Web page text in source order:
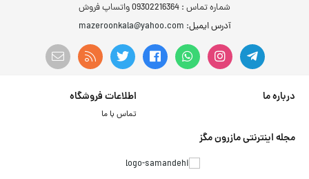
شماره تماس : 09302216364 واتساپ فروش
آدرس ایمیل: mazeroonkala@yahoo.com
درباره ما اطلاعات فروشگاه
تماس با ما
مجله اینترنتی مازرون مگز